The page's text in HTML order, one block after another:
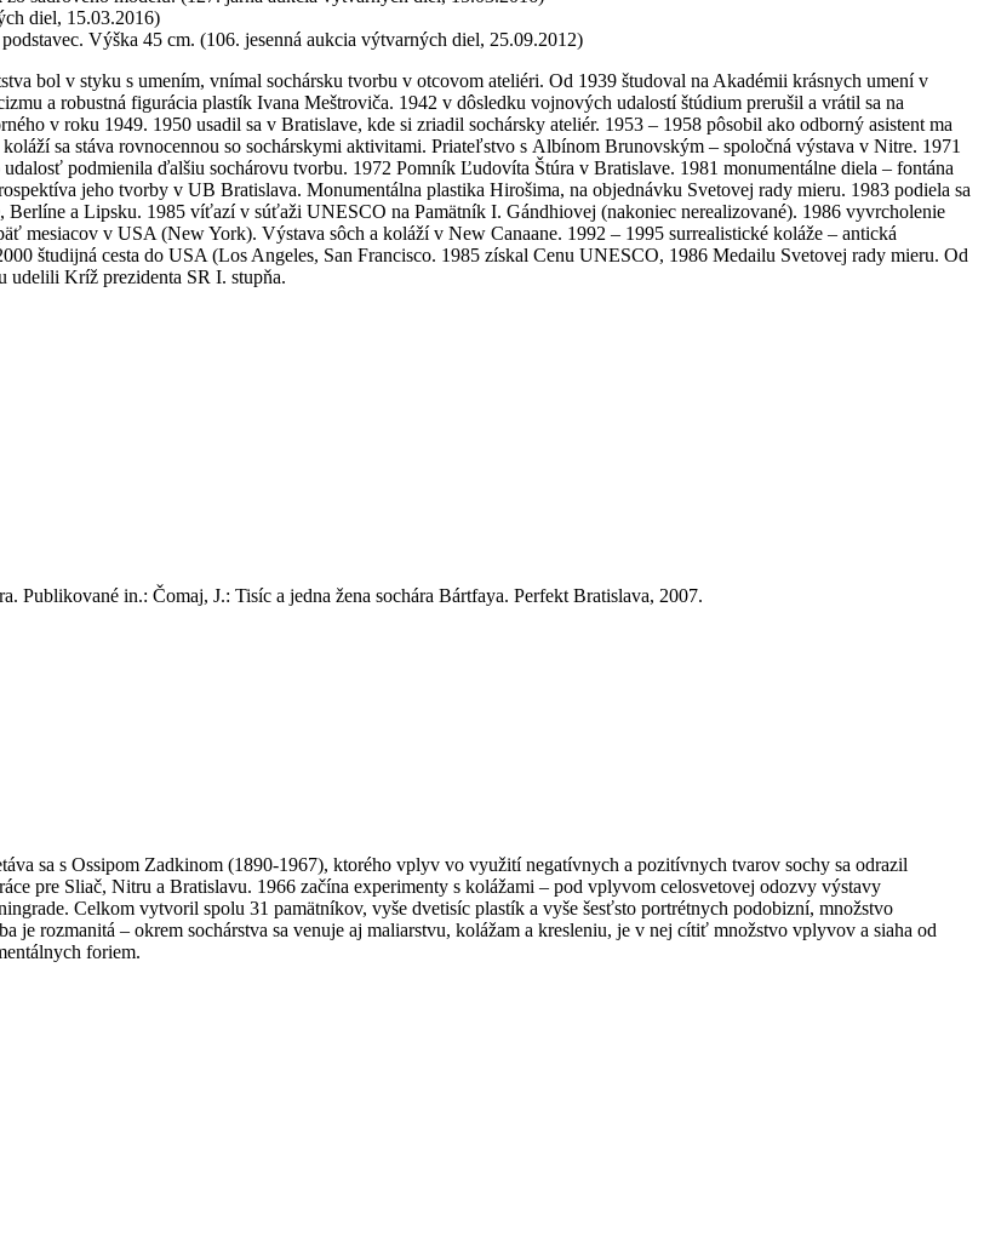
diel, 15.03.2016)
Výška 45 cm. (106. jesenná aukcia výtvarných diel, 25.09.2012)
bol v styku s umením, vnímal sochársku tvorbu v otcovom ateliéri. Od 1939 študoval na Akadémii krásnych umení v
a robustná figurácia plastík Ivana Meštroviča. 1942 v dôsledku vojnových udalostí štúdium prerušil a vrátil sa na
v roku 1949. 1950 usadil sa v Bratislave, kde si zriadil sochársky ateliér. 1953 – 1958 pôsobil ako odborný asistent ma
sa stáva rovnocennou so sochárskymi aktivitami. Priateľstvo s Albínom Brunovským – spoločná výstava v Nitre. 1971
podmienila ďalšiu sochárovu tvorbu. 1972 Pomník Ľudovíta Štúra v Bratislave. 1981 monumentálne diela – fontána
jeho tvorby v UB Bratislava. Monumentálna plastika Hirošima, na objednávku Svetovej rady mieru. 1983 podiela sa
Berlíne a Lipsku. 1985 víťazí v súťaži UNESCO na Pamätník I. Gándhiovej (nakoniec nerealizované). 1986 vyvrcholenie
v USA (New York). Výstava sôch a koláží v New Canaane. 1992 – 1995 surrealistické koláže – antická
študijná cesta do USA (Los Angeles, San Francisco. 1985 získal Cenu UNESCO, 1986 Medailu Svetovej rady mieru. Od
udelili Kríž prezidenta SR I. stupňa.
Publikované in.: Čomaj, J.: Tisíc a jedna žena sochára Bártfaya. Perfekt Bratislava, 2007.
sa s Ossipom Zadkinom (1890-1967), ktorého vplyv vo využití negatívnych a pozitívnych tvarov sochy sa odrazil
pre Sliač, Nitru a Bratislavu. 1966 začína experimenty s kolážami – pod vplyvom celosvetovej odozvy výstavy
Celkom vytvoril spolu 31 pamätníkov, vyše dvetisíc plastík a vyše šesťsto portrétnych podobizní, množstvo
je rozmanitá – okrem sochárstva sa venuje aj maliarstvu, kolážam a kresleniu, je v nej cítiť množstvo vplyvov a siaha od
foriem.